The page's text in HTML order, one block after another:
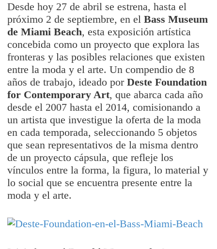
Desde hoy 27 de abril se estrena, hasta el
próximo 2 de septiembre, en el Bass Museum
de Miami Beach, esta exposición artística
concebida como un proyecto que explora las
fronteras y las posibles relaciones que existen
entre la moda y el arte. Un compendio de 8
años de trabajo, ideado por Deste Foundation
for Contemporary Art, que abarca cada año
desde el 2007 hasta el 2014, comisionando a
un artista que investigue la oferta de la moda
en cada temporada, seleccionando 5 objetos
que sean representativos de la misma dentro
de un proyecto cápsula, que refleje los
vínculos entre la forma, la figura, lo material y
lo social que se encuentra presente entre la
moda y el arte.